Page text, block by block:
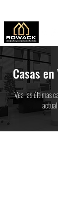
Casas
Vea las últimas